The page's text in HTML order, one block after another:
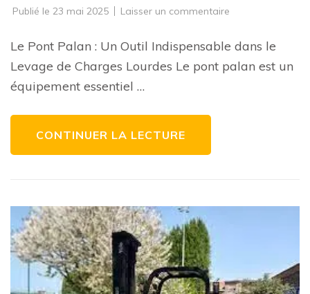
Publié le 23 mai 2025 Laisser un commentaire
Palan
:
Un
Outil
Le Pont Palan : Un Outil Indispensable dans le
Levage de Charges Lourdes Le pont palan est un
équipement essentiel …
CONTINUER LA LECTURE